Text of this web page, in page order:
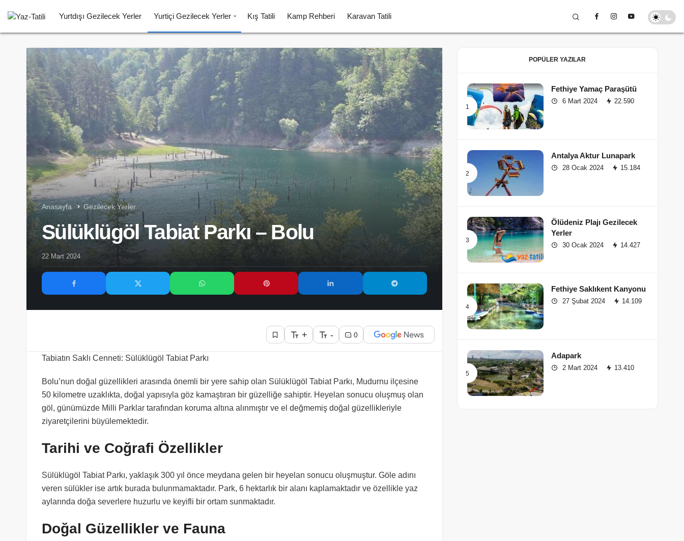
Yurtdışı Gezilecek Yerler Yurtiçi Gezilecek Yerler Kış Tatili Kamp Rehberi Karavan Tatili
Anasayfa Gezilecek Yerler
Sülüklügöl Tabiat Parkı – Bolu
22 Mart 2024
+ - 0
Tabiatın Saklı Cenneti: Sülüklügöl Tabiat Parkı
Bolu’nun doğal güzellikleri arasında önemli bir yere sahip olan Sülüklügöl Tabiat Parkı, Mudurnu ilçesine
50 kilometre uzaklıkta, doğal yapısıyla göz kamaştıran bir güzelliğe sahiptir. Heyelan sonucu oluşmuş olan
göl, günümüzde Milli Parklar tarafından koruma altına alınmıştır ve el değmemiş doğal güzellikleriyle
ziyaretçilerini büyülemektedir.
Tarihi ve Coğrafi Özellikler
Sülüklügöl Tabiat Parkı, yaklaşık 300 yıl önce meydana gelen bir heyelan sonucu oluşmuştur. Göle adını
veren sülükler ise artık burada bulunmamaktadır. Park, 6 hektarlık bir alanı kaplamaktadır ve özellikle yaz
aylarında doğa severlere huzurlu ve keyifli bir ortam sunmaktadır.
Doğal Güzellikler ve Fauna
POPÜLER YAZILAR
Fethiye Yamaç Paraşütü
6 Mart 2024 22.590
Antalya Aktur Lunapark
28 Ocak 2024 15.184
Ölüdeniz Plajı Gezilecek
Yerler
30 Ocak 2024 14.427
Fethiye Saklıkent Kanyonu
27 Şubat 2024 14.109
Adapark
2 Mart 2024 13.410